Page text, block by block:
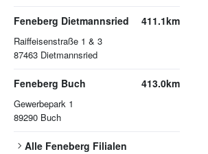
Feneberg Dietmannsried
Raiffeisenstraße 1 & 3
87463 Dietmannsried
411.1km
Feneberg Buch
Gewerbepark 1
89290 Buch
413.0km
Alle Feneberg Filialen